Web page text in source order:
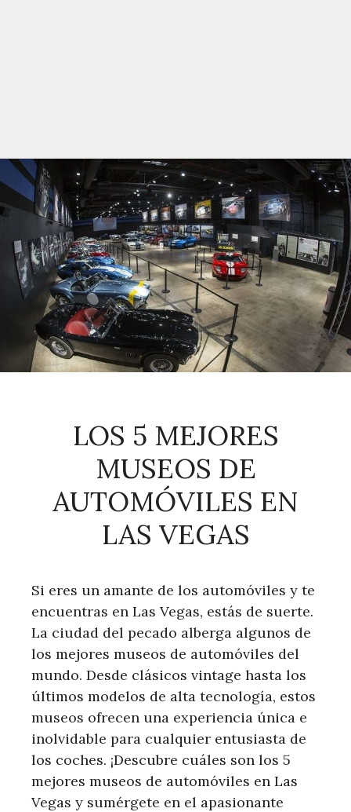
LOS 5 MEJORES
MUSEOS DE
AUTOMÓVILES EN
LAS VEGAS
Si eres un amante de los automóviles y te
encuentras en Las Vegas, estás de suerte.
La ciudad del pecado alberga algunos de
los mejores museos de automóviles del
mundo. Desde clásicos vintage hasta los
últimos modelos de alta tecnología, estos
museos ofrecen una experiencia única e
inolvidable para cualquier entusiasta de
los coches. ¡Descubre cuáles son los 5
mejores museos de automóviles en Las
Vegas y sumérgete en el apasionante